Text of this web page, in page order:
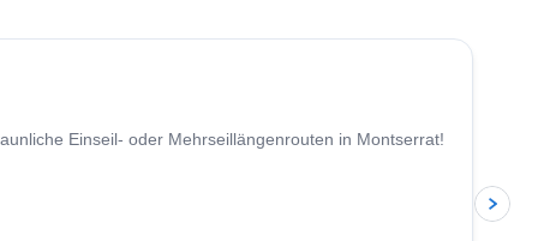
Einseil- oder Mehrseillängenrouten in Montserrat!